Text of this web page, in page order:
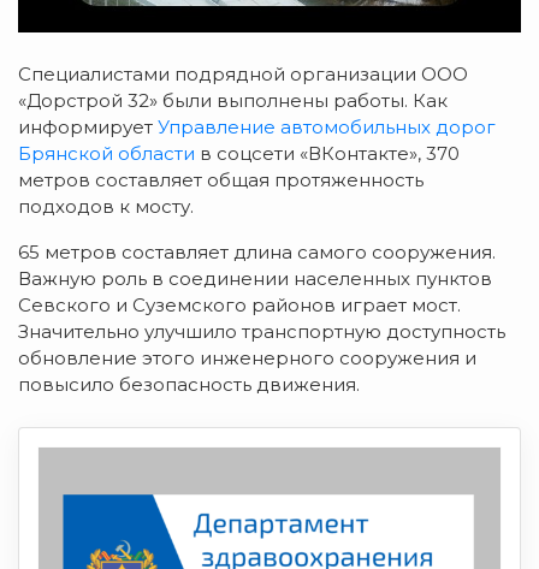
Специалистами подрядной организации ООО
«Дорстрой 32» были выполнены работы. Как
информирует Управление автомобильных дорог
Брянской области в соцсети «ВКонтакте», 370
метров составляет общая протяженность
подходов к мосту.
65 метров составляет длина самого сооружения.
Важную роль в соединении населенных пунктов
Севского и Суземского районов играет мост.
Значительно улучшило транспортную доступность
обновление этого инженерного сооружения и
повысило безопасность движения.